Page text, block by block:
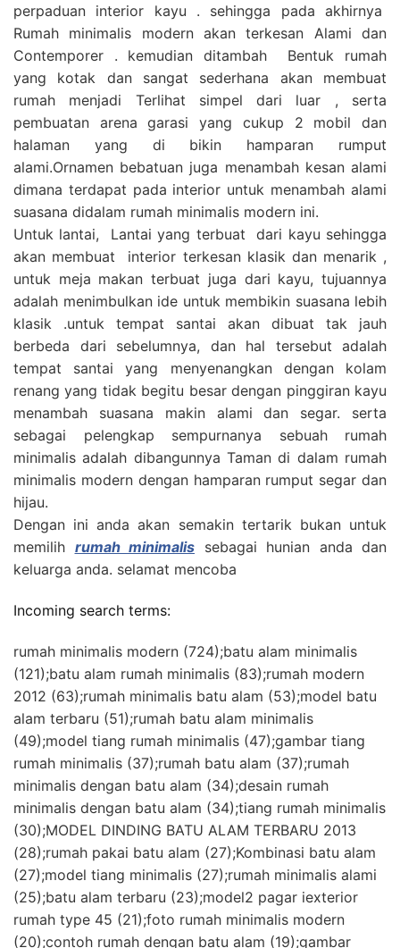
perpaduan interior kayu . sehingga pada akhirnya
Rumah minimalis modern akan terkesan Alami dan
Contemporer . kemudian ditambah Bentuk rumah
yang kotak dan sangat sederhana akan membuat
rumah menjadi Terlihat simpel dari luar , serta
pembuatan arena garasi yang cukup 2 mobil dan
halaman yang di bikin hamparan rumput
alami.Ornamen bebatuan juga menambah kesan alami
dimana terdapat pada interior untuk menambah alami
suasana didalam rumah minimalis modern ini.
Untuk lantai, Lantai yang terbuat dari kayu sehingga
akan membuat interior terkesan klasik dan menarik ,
untuk meja makan terbuat juga dari kayu, tujuannya
adalah menimbulkan ide untuk membikin suasana lebih
klasik .untuk tempat santai akan dibuat tak jauh
berbeda dari sebelumnya, dan hal tersebut adalah
tempat santai yang menyenangkan dengan kolam
renang yang tidak begitu besar dengan pinggiran kayu
menambah suasana makin alami dan segar. serta
sebagai pelengkap sempurnanya sebuah rumah
minimalis adalah dibangunnya Taman di dalam rumah
minimalis modern dengan hamparan rumput segar dan
hijau.
Dengan ini anda akan semakin tertarik bukan untuk
memilih rumah minimalis sebagai hunian anda dan
keluarga anda. selamat mencoba
Incoming search terms:
rumah minimalis modern (724);batu alam minimalis
(121);batu alam rumah minimalis (83);rumah modern
2012 (63);rumah minimalis batu alam (53);model batu
alam terbaru (51);rumah batu alam minimalis
(49);model tiang rumah minimalis (47);gambar tiang
rumah minimalis (37);rumah batu alam (37);rumah
minimalis dengan batu alam (34);desain rumah
minimalis dengan batu alam (34);tiang rumah minimalis
(30);MODEL DINDING BATU ALAM TERBARU 2013
(28);rumah pakai batu alam (27);Kombinasi batu alam
(27);model tiang minimalis (27);rumah minimalis alami
(25);batu alam terbaru (23);model2 pagar iexterior
rumah type 45 (21);foto rumah minimalis modern
(20);contoh rumah dengan batu alam (19);gambar